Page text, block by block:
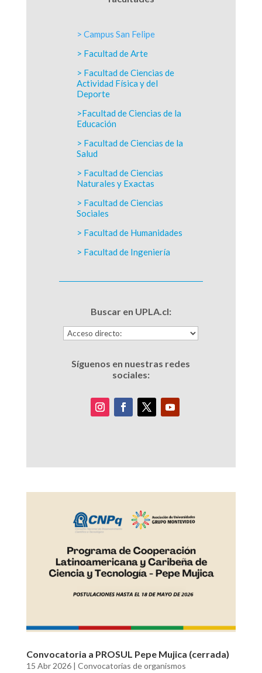
> Campus San Felipe
> Facultad de Arte
> Facultad de Ciencias de
Actividad Física y del
Deporte
>Facultad de Ciencias de la
Educación
> Facultad de Ciencias de la
Salud
> Facultad de Ciencias
Naturales y Exactas
> Facultad de Ciencias
Sociales
> Facultad de Humanidades
> Facultad de Ingeniería
Buscar en UPLA.cl:
Síguenos en nuestras redes
sociales:
Convocatoria a PROSUL Pepe Mujica (cerrada)
15 Abr 2026| Convocatorias de organismos